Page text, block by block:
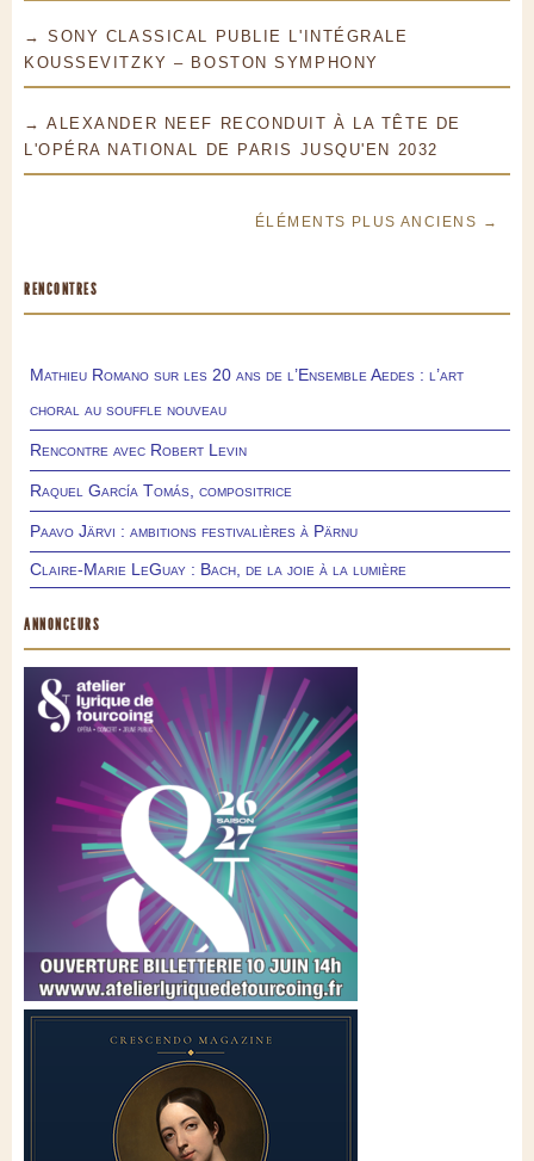
→ SONY CLASSICAL PUBLIE L'INTÉGRALE
KOUSSEVITZKY – BOSTON SYMPHONY
→ ALEXANDER NEEF RECONDUIT À LA TÊTE DE
L'OPÉRA NATIONAL DE PARIS JUSQU'EN 2032
ÉLÉMENTS PLUS ANCIENS →
RENCONTRES
Mathieu Romano sur les 20 ans de l’Ensemble Aedes : l’art
choral au souffle nouveau
Rencontre avec Robert Levin
Raquel García Tomás, compositrice
Paavo Järvi : ambitions festivalières à Pärnu
Claire-Marie LeGuay : Bach, de la joie à la lumière
ANNONCEURS